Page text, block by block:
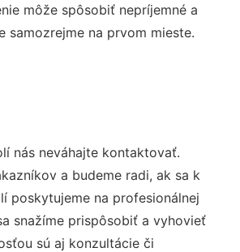
môže spôsobiť nepríjemné a
na prvom mieste.
nás neváhajte kontaktovať.
a budeme radi, ak sa k
poskytujeme na profesionálnej
snažíme prispôsobiť a vyhovieť
sú aj konzultácie či